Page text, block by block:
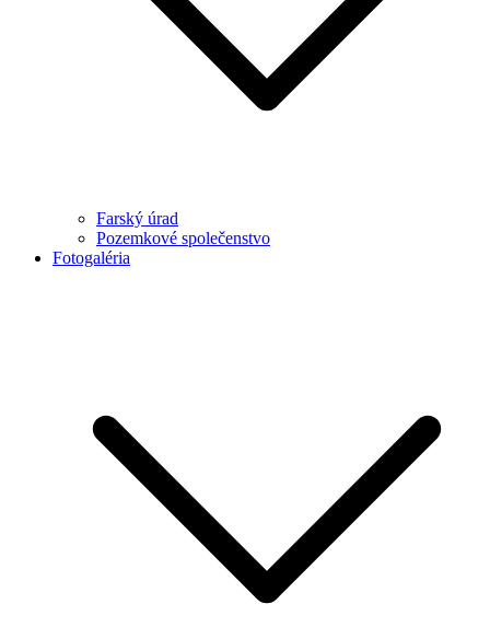
Farský úrad
Pozemkové společenstvo
Fotogaléria